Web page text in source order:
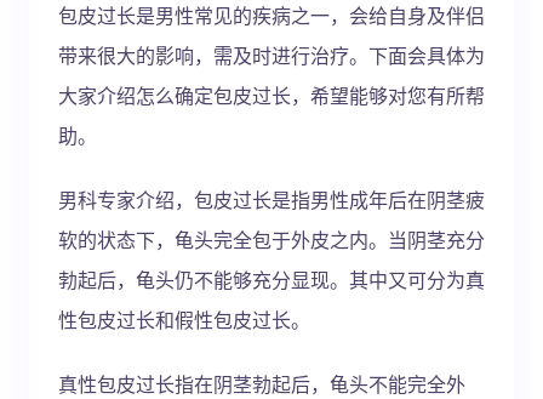
包皮过长是男性常见的疾病之一，会给自身及伴侣
带来很大的影响，需及时进行治疗。下面会具体为
大家介绍怎么确定包皮过长，希望能够对您有所帮
助。
男科专家介绍，包皮过长是指男性成年后在阴茎疲
软的状态下，龟头完全包于外皮之内。当阴茎充分
勃起后，龟头仍不能够充分显现。其中又可分为真
性包皮过长和假性包皮过长。
真性包皮过长指在阴茎勃起后，龟头不能完全外